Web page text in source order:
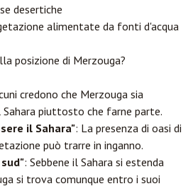
desertiche
alimentate da fonti d'acqua
posizione di Merzouga?
credono che Merzouga sia
piuttosto che farne parte.
il Sahara": La presenza di oasi di
può trarre in inganno.
: Sebbene il Sahara si estenda
si trova comunque entro i suoi